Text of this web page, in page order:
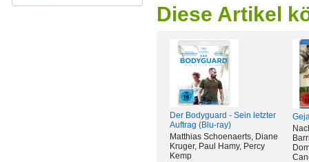
Diese Artikel
Der Bodyguard - Sein letzter
Auftrag (Blu-ray)
Matthias Schoenaerts, Diane
Kruger, Paul Hamy, Percy
Kemp